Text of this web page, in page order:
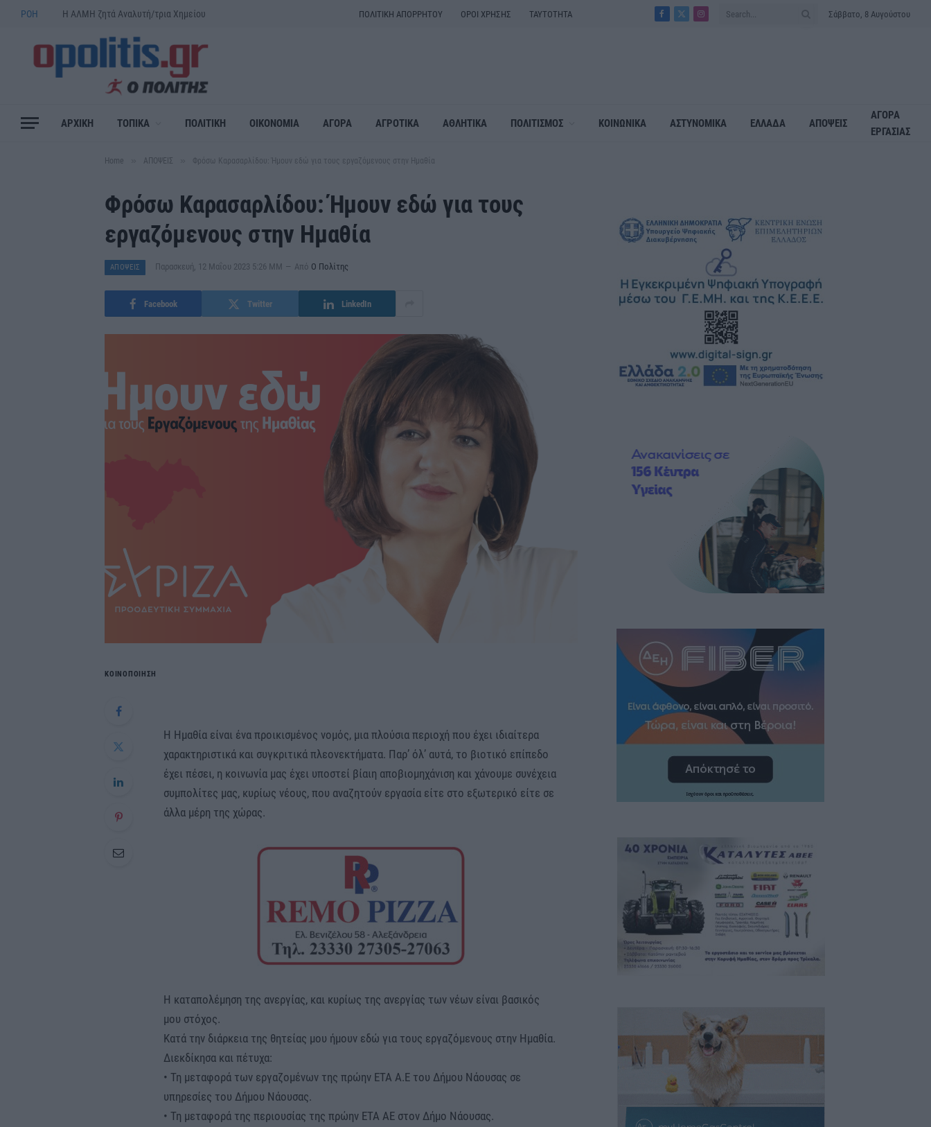
ΡΟΗ Η ΑΛΜΗ ζητά Αναλυτή/τρια Χημείου ΠΟΛΙΤΙΚΗ ΑΠΟΡΡΗΤΟΥ ΟΡΟΙ ΧΡΗΣΗΣ ΤΑΥΤΟΤΗΤΑ
Facebook
X
Instagram
Σάββατο, 8 Αυγούστου
ΑΡΧΙΚΗ ΤΟΠΙΚΑ ΠΟΛΙΤΙΚΗ ΟΙΚΟΝΟΜΙΑ ΑΓΟΡΑ ΑΓΡΟΤΙΚΑ ΑΘΛΗΤΙΚΑ ΠΟΛΙΤΙΣΜΟΣ ΚΟΙΝΩΝΙΚΑ ΑΣΤΥΝΟΜΙΚΑ ΕΛΛΑΔΑ ΑΠΟΨΕΙΣ
ΑΓΟΡΑ
ΕΡΓΑΣΙΑΣ
Home ΑΠΟΨΕΙΣ Φρόσω Καρασαρλίδου: Ήμουν εδώ για τους εργαζόμενους στην Ημαθία
Φρόσω Καρασαρλίδου: Ήμουν εδώ για τους
εργαζόμενους στην Ημαθία
ΑΠΟΨΕΙΣ Παρασκευή, 12 Μαΐου 2023 5:26 ΜΜ Από Ο Πολίτης
Facebook Twitter LinkedIn
ΚΟΙΝΟΠΟΙΗΣΗ
Η Ημαθία είναι ένα προικισμένος νομός, μια πλούσια περιοχή που έχει ιδιαίτερα
χαρακτηριστικά και συγκριτικά πλεονεκτήματα. Παρ’ όλ’ αυτά, το βιοτικό επίπεδο
έχει πέσει, η κοινωνία μας έχει υποστεί βίαιη αποβιομηχάνιση και χάνουμε συνέχεια
συμπολίτες μας, κυρίως νέους, που αναζητούν εργασία είτε στο εξωτερικό είτε σε
άλλα μέρη της χώρας.
Η καταπολέμηση της ανεργίας, και κυρίως της ανεργίας των νέων είναι βασικός
μου στόχος.
Κατά την διάρκεια της θητείας μου ήμουν εδώ για τους εργαζόμενους στην Ημαθία.
Διεκδίκησα και πέτυχα:
• Τη μεταφορά των εργαζομένων της πρώην ΕΤΑ Α.Ε του Δήμου Νάουσας σε
υπηρεσίες του Δήμου Νάουσας.
• Τη μεταφορά της περιουσίας της πρώην ΕΤΑ ΑΕ στον Δήμο Νάουσας.